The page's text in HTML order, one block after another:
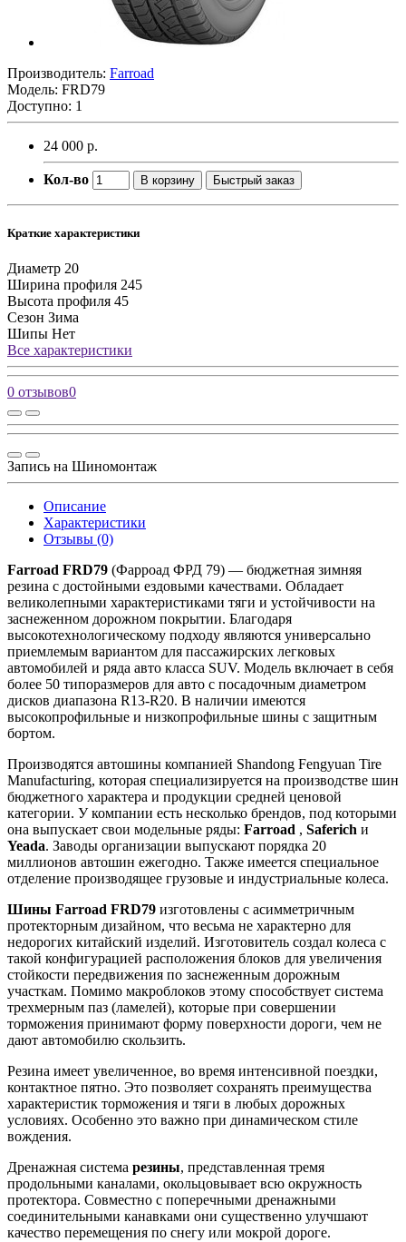
Производитель: Farroad
Модель: FRD79
Доступно: 1
24 000 р.
Кол-во В корзину Быстрый заказ
Краткие характеристики
Диаметр 20
Ширина профиля 245
Высота профиля 45
Сезон Зима
Шипы Нет
Все характеристики
0 отзывов0
Запись на Шиномонтаж
Описание
Характеристики
Отзывы (0)
Farroad FRD79 (Фарроад ФРД 79) — бюджетная зимняя
резина с достойными ездовыми качествами. Обладает
великолепными характеристиками тяги и устойчивости на
заснеженном дорожном покрытии. Благодаря
высокотехнологическому подходу являются универсально
приемлемым вариантом для пассажирских легковых
автомобилей и ряда авто класса SUV. Модель включает в себя
более 50 типоразмеров для авто с посадочным диаметром
дисков диапазона R13-R20. В наличии имеются
высокопрофильные и низкопрофильные шины с защитным
бортом.
Производятся автошины компанией Shandong Fengyuan Tire
Manufacturing, которая специализируется на производстве шин
бюджетного характера и продукции средней ценовой
категории. У компании есть несколько брендов, под которыми
она выпускает свои модельные ряды: Farroad , Saferich и
Yeada. Заводы организации выпускают порядка 20
миллионов автошин ежегодно. Также имеется специальное
отделение производящее грузовые и индустриальные колеса.
Шины Farroad FRD79 изготовлены с асимметричным
протекторным дизайном, что весьма не характерно для
недорогих китайский изделий. Изготовитель создал колеса с
такой конфигурацией расположения блоков для увеличения
стойкости передвижения по заснеженным дорожным
участкам. Помимо макроблоков этому способствует система
трехмерным паз (ламелей), которые при совершении
торможения принимают форму поверхности дороги, чем не
дают автомобилю скользить.
Резина имеет увеличенное, во время интенсивной поездки,
контактное пятно. Это позволяет сохранять преимущества
характеристик торможения и тяги в любых дорожных
условиях. Особенно это важно при динамическом стиле
вождения.
Дренажная система резины, представленная тремя
продольными каналами, окольцовывает всю окружность
протектора. Совместно с поперечными дренажными
соединительными канавками они существенно улучшают
качество перемещения по снегу или мокрой дороге.